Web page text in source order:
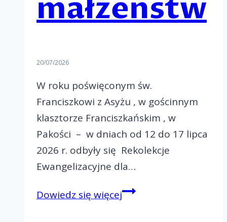
małżeństw
20/07/2026
W roku poświęconym św.
Franciszkowi z Asyżu , w gościnnym
klasztorze Franciszkańskim , w
Pakości – w dniach od 12 do 17 lipca
2026 r. odbyły się Rekolekcje
Ewangelizacyjne dla…
Dowiedz się więcejRekolekcje